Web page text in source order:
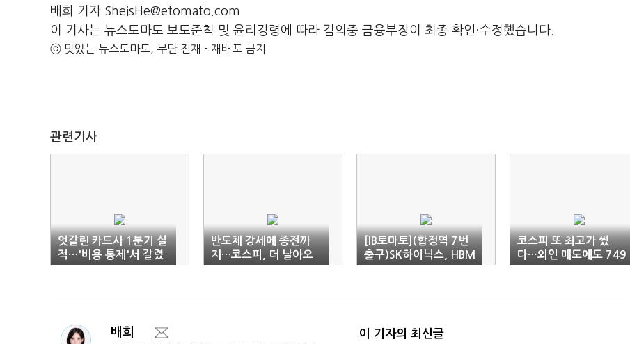
배희 기자 SheisHe@etomato.com
이 기사는 뉴스토마토 보도준칙 및 윤리강령에 따라 김의중 금융부장이 최종 확인·수정했습니다.
ⓒ 맛있는 뉴스토마토, 무단 전재 - 재배포 금지
관련기사
엇갈린 카드사 1분기 실
적…'비용 통제'서 갈렸
다
반도체 강세에 종전까
지…코스피, 더 날아오
른다
[IB토마토](합정역 7번
출구)SK하이닉스, HBM
굴욕에서 엔비디아 동맹
코스피 또 최고가 썼
다…외인 매도에도 749
0선 마감
배희 이 기자의 최신글